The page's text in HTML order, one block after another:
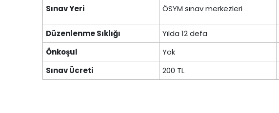
Sınav Yeri ÖSYM sınav merkezleri
Düzenlenme Sıklığı
Yılda 12 defa
Önkoşul
Yok
Sınav Ücreti
200 TL